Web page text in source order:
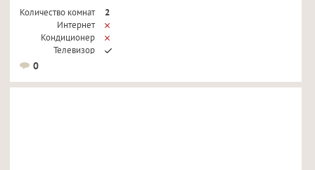
Количество комнат
2
Интернет
Кондиционер
Телевизор
0